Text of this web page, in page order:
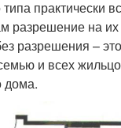
практически
разрешение на
разрешения –
и всех
дома.